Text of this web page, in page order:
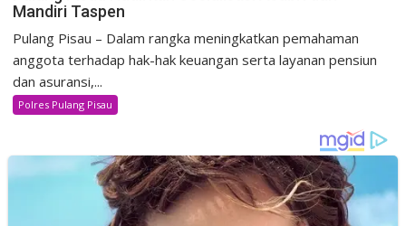
Mandiri Taspen
Pulang Pisau – Dalam rangka meningkatkan pemahaman
anggota terhadap hak-hak keuangan serta layanan pensiun
dan asuransi,...
Polres Pulang Pisau